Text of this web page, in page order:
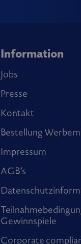
Information
Jobs
Presse
Kontakt
Bestellung
Impressum
AGB’s
Gewinnspiele
Corporate